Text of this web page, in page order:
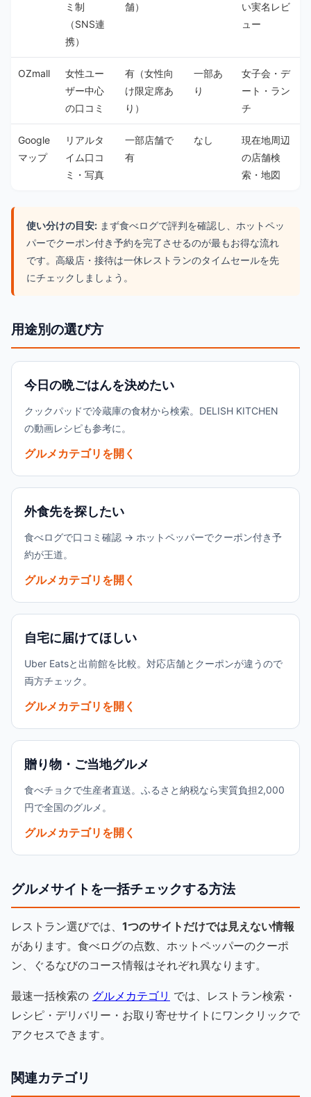
ミ制
（SNS連
携）
舗）
い実名レビ
ュー
OZmall
女性ユー
ザー中心
の口コミ
有（女性向
け限定席あ
り）
一部あ
り
女子会・デ
ート・ラン
チ
Google
マップ
リアルタ
イム口コ
ミ・写真
一部店舗で
有
なし
現在地周辺
の店舗検
索・地図
使い分けの目安: まず食べログで評判を確認し、ホットペッ
パーでクーポン付き予約を完了させるのが最もお得な流れ
です。高級店・接待は一休レストランのタイムセールを先
にチェックしましょう。
用途別の選び方
今日の晩ごはんを決めたい
クックパッドで冷蔵庫の食材から検索。DELISH KITCHEN
の動画レシピも参考に。
グルメカテゴリを開く
外食先を探したい
食べログで口コミ確認 → ホットペッパーでクーポン付き予
約が王道。
グルメカテゴリを開く
自宅に届けてほしい
Uber Eatsと出前館を比較。対応店舗とクーポンが違うので
両方チェック。
グルメカテゴリを開く
贈り物・ご当地グルメ
食べチョクで生産者直送。ふるさと納税なら実質負担2,000
円で全国のグルメ。
グルメカテゴリを開く
グルメサイトを一括チェックする方法
レストラン選びでは、 1つのサイトだけでは見えない情報
があります。食べログの点数、ホットペッパーのクーポ
ン、ぐるなびのコース情報はそれぞれ異なります。
最速一括検索の グルメカテゴリ では、レストラン検索・
レシピ・デリバリー・お取り寄せサイトにワンクリックで
アクセスできます。
関連カテゴリ